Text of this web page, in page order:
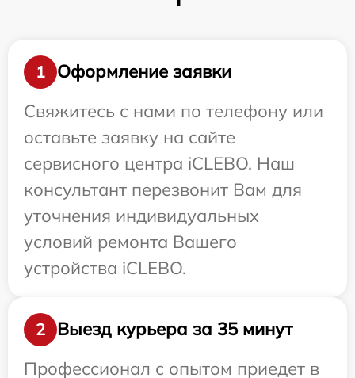
1
Оформление заявки
Свяжитесь с нами по телефону или
оставьте заявку на сайте
сервисного центра iCLEBO. Наш
консультант перезвонит Вам для
уточнения индивидуальных
условий ремонта Вашего
устройства iCLEBO.
2
Выезд курьера за 35 минут
Профессионал с опытом приедет в